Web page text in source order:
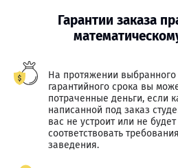
Гарантии заказа
На протяжении
гарантийного срока вы
потраченные деньги, если
написанной под заказ
вас не устроит или не будет
соответствовать
заведения.